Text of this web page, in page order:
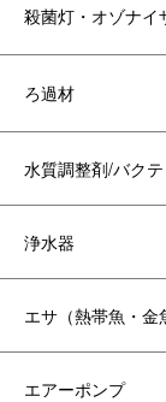
殺菌灯・オゾナイ
ろ過材
水質調整剤/バク
浄水器
エサ（熱帯魚・金
エアーポンプ